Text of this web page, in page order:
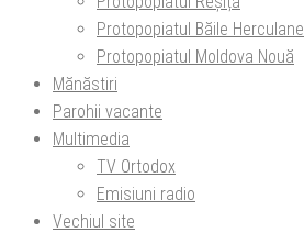
Protopopiatul Băile Herculane
Protopopiatul Moldova Nouă
Mănăstiri
Parohii vacante
Multimedia
TV Ortodox
Emisiuni radio
Vechiul site